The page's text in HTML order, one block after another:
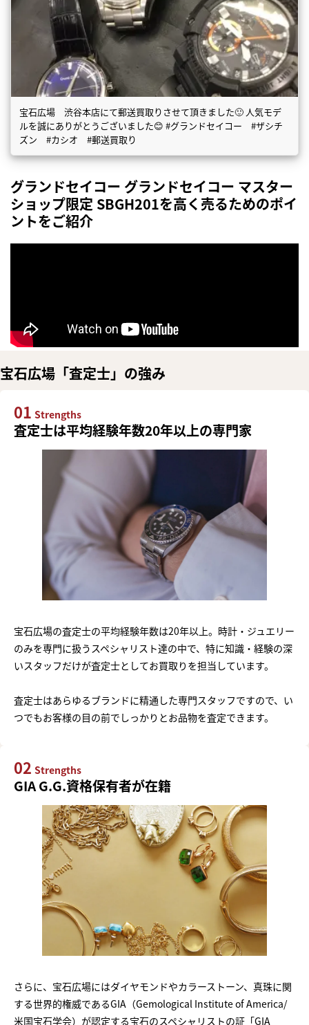
宝石広場 渋谷本店にて郵送買取りさせて頂きました🙂 人気モデ
ルを誠にありがとうございました😊 #グランドセイコー #ザシチ
ズン #カシオ #郵送買取り
グランドセイコー グランドセイコー マスター
ショップ限定 SBGH201を高く売るためのポイ
ントをご紹介
宝石広場「査定士」の強み
01 Strengths
査定士は平均経験年数20年以上の専門家
宝石広場の査定士の平均経験年数は20年以上。時計・ジュエリー
のみを専門に扱うスペシャリスト達の中で、特に知識・経験の深
いスタッフだけが査定士としてお買取りを担当しています。
査定士はあらゆるブランドに精通した専門スタッフですので、い
つでもお客様の目の前でしっかりとお品物を査定できます。
02 Strengths
GIA G.G.資格保有者が在籍
さらに、宝石広場にはダイヤモンドやカラーストーン、真珠に関
する世界的権威であるGIA（Gemological Institute of America/
米国宝石学会）が認定する宝石のスペシャリストの証「GIA